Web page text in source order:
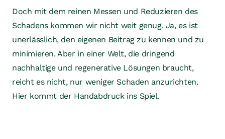
Doch mit dem reinen Messen und Reduzieren des
Schadens kommen wir nicht weit genug. Ja, es ist
unerlässlich, den eigenen Beitrag zu kennen und zu
minimieren. Aber in einer Welt, die dringend
nachhaltige und regenerative Lösungen braucht,
reicht es nicht, nur weniger Schaden anzurichten.
Hier kommt der Handabdruck ins Spiel.